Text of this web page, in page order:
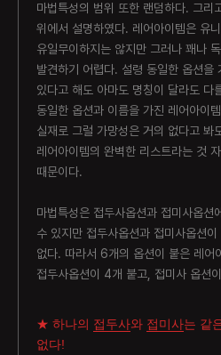
마법특성의 범위 또한 랜덤하다. 그리
위에서 설명하였다. 레어아이템은 유
유일무이하지는 않지만 그러나 꽤나
발견하기 어렵다. 설령 동일한 옵션을
있다고 해도 아마도 명칭이 달라도 다
동일한 옵션과 이름을 가진 레어아이
실재로 그럴 가망성은 거의 없다고 봐
레어아이템의 완벽한 리스트라는 것
때문이다.
마법특성은 접두사옵션과 접미사옵션
수 있지만 접두사옵션과 접미사옵션
없다. 따라서 6개의 옵션이 붙은 레어
접두사옵션이 4개 붙고, 접미사 옵션
★ 하나의 접두사와 접미사는 같
없다!